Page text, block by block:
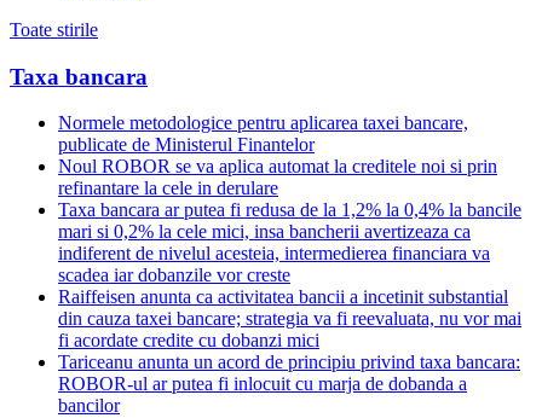
Toate stirile
Taxa bancara
Normele metodologice pentru aplicarea taxei bancare,
publicate de Ministerul Finantelor
Noul ROBOR se va aplica automat la creditele noi si prin
refinantare la cele in derulare
Taxa bancara ar putea fi redusa de la 1,2% la 0,4% la bancile
mari si 0,2% la cele mici, insa bancherii avertizeaza ca
indiferent de nivelul acesteia, intermedierea financiara va
scadea iar dobanzile vor creste
Raiffeisen anunta ca activitatea bancii a incetinit substantial
din cauza taxei bancare; strategia va fi reevaluata, nu vor mai
fi acordate credite cu dobanzi mici
Tariceanu anunta un acord de principiu privind taxa bancara:
ROBOR-ul ar putea fi inlocuit cu marja de dobanda a
bancilor